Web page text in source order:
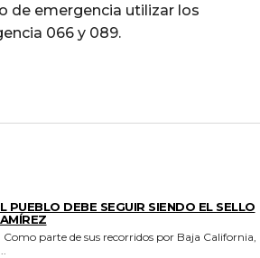
de emergencia utilizar los
066 y 089.
PUEBLO DEBE SEGUIR SIENDO EL SELLO